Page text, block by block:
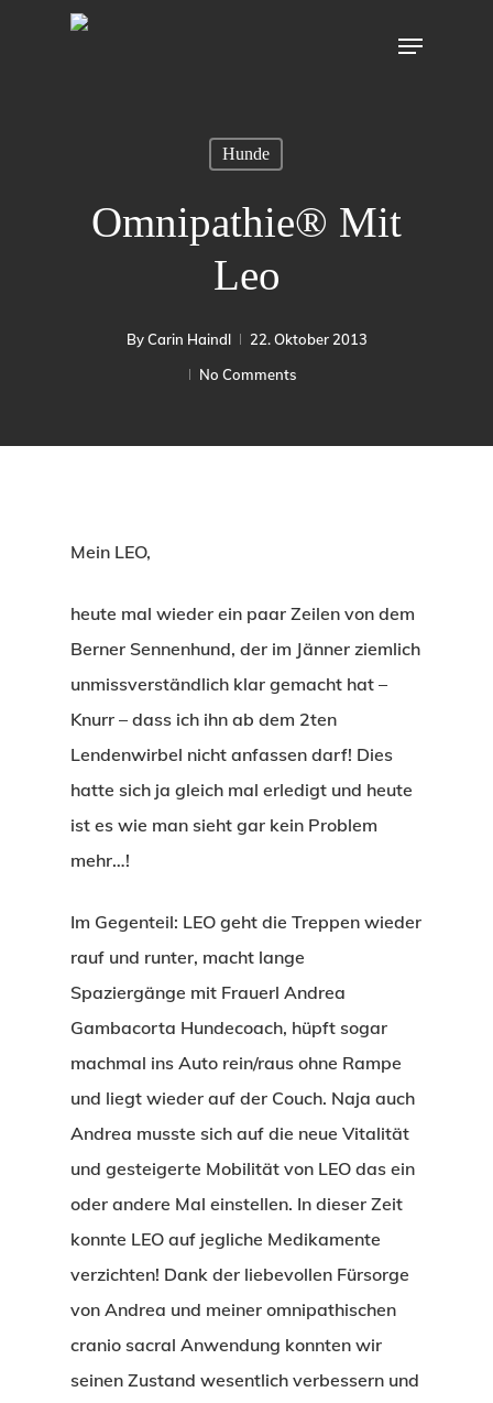
Menu
Hunde
Omnipathie® Mit
Leo
By Carin Haindl
22. Oktober 2013
No Comments
Mein LEO,
heute mal wieder ein paar Zeilen von dem
Berner Sennenhund, der im Jänner ziemlich
unmissverständlich klar gemacht hat –
Knurr – dass ich ihn ab dem 2ten
Lendenwirbel nicht anfassen darf! Dies
hatte sich ja gleich mal erledigt und heute
ist es wie man sieht gar kein Problem
mehr…!
Im Gegenteil: LEO geht die Treppen wieder
rauf und runter, macht lange
Spaziergänge mit Frauerl Andrea
Gambacorta Hundecoach, hüpft sogar
machmal ins Auto rein/raus ohne Rampe
und liegt wieder auf der Couch. Naja auch
Andrea musste sich auf die neue Vitalität
und gesteigerte Mobilität von LEO das ein
oder andere Mal einstellen. In dieser Zeit
konnte LEO auf jegliche Medikamente
verzichten! Dank der liebevollen Fürsorge
von Andrea und meiner omnipathischen
cranio sacral Anwendung konnten wir
seinen Zustand wesentlich verbessern und